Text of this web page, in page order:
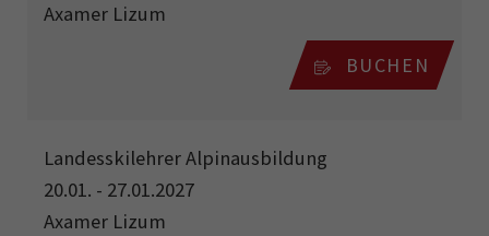
Axamer Lizum
BUCHEN
Landesskilehrer Alpinausbildung
20.01. - 27.01.2027
Axamer Lizum